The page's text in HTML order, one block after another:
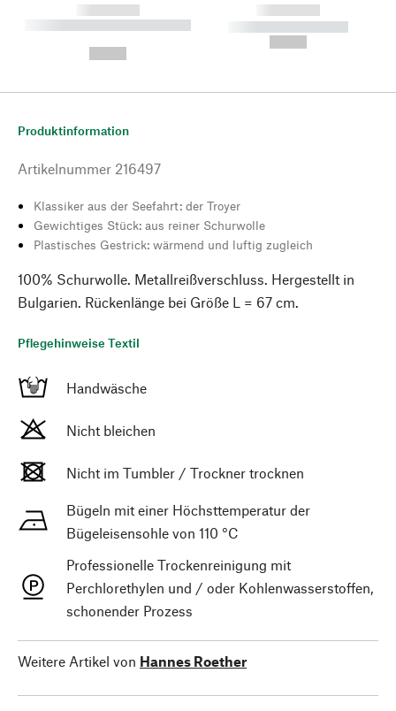
------------
----------- ----------- --------
------------
----------- -----------
Produktinformation
Artikelnummer 216497
Klassiker aus der Seefahrt: der Troyer
Gewichtiges Stück: aus reiner Schurwolle
Plastisches Gestrick: wärmend und luftig zugleich
100% Schurwolle. Metallreißverschluss. Hergestellt in
Bulgarien. Rückenlänge bei Größe L = 67 cm.
Pflegehinweise Textil
Handwäsche
Nicht bleichen
Nicht im Tumbler / Trockner trocknen
Bügeln mit einer Höchsttemperatur der
Bügeleisensohle von 110 °C
Professionelle Trockenreinigung mit
Perchlorethylen und / oder Kohlenwasserstoffen,
schonender Prozess
Weitere Artikel von Hannes Roether